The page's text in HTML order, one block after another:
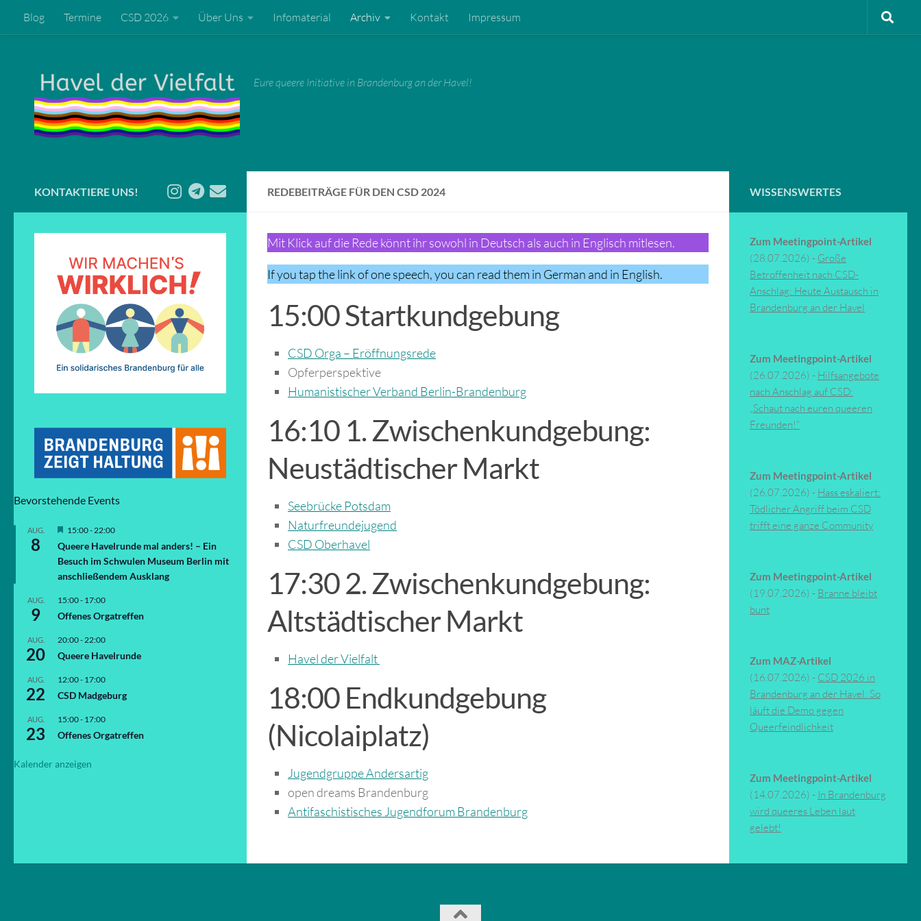
Zum Inhalt springen
Blog Termine CSD 2026 Über Uns Infomaterial Archiv Kontakt Impressum
Eure queere Initiative in Brandenburg an der Havel!
REDEBEITRÄGE FÜR DEN CSD 2024
Mit Klick auf die Rede könnt ihr sowohl in Deutsch als auch in Englisch mitlesen.
If you tap the link of one speech, you can read them in German and in English.
15:00 Startkundgebung
CSD Orga – Eröffnungsrede
Opferperspektive
Humanistischer Verband Berlin-Brandenburg
16:10 1. Zwischenkundgebung:
Neustädtischer Markt
Seebrücke Potsdam
Naturfreundejugend
CSD Oberhavel
17:30 2. Zwischenkundgebung:
Altstädtischer Markt
Havel der Vielfalt
18:00 Endkundgebung
(Nicolaiplatz)
Jugendgruppe Andersartig
open dreams Brandenburg
Antifaschistisches Jugendforum Brandenburg
KONTAKTIERE UNS!
Bevorstehende Events
AUG.
8
Hervorgehoben
15:00- 22:00
Queere Havelrunde mal anders! – Ein
Besuch im Schwulen Museum Berlin mit
anschließendem Ausklang
AUG.
9
15:00- 17:00
Offenes Orgatreffen
AUG.
20
20:00- 22:00
Queere Havelrunde
AUG.
22
12:00- 17:00
CSD Madgeburg
AUG.
23
15:00- 17:00
Offenes Orgatreffen
Kalender anzeigen
WISSENSWERTES
Zum Meetingpoint-Artikel
(28.07.2026) - Große
Betroffenheit nach CSD-
Anschlag: Heute Austausch in
Brandenburg an der Havel
Zum Meetingpoint-Artikel
(26.07.2026) - Hilfsangebote
nach Anschlag auf CSD:
„Schaut nach euren queeren
Freunden!“
Zum Meetingpoint-Artikel
(26.07.2026) - Hass eskaliert:
Tödlicher Angriff beim CSD
trifft eine ganze Community
Zum Meetingpoint-Artikel
(19.07.2026) - Branne bleibt
bunt
Zum MAZ-Artikel
(16.07.2026) - CSD 2026 in
Brandenburg an der Havel: So
läuft die Demo gegen
Queerfeindlichkeit
Zum Meetingpoint-Artikel
(14.07.2026) - In Brandenburg
wird queeres Leben laut
gelebt!